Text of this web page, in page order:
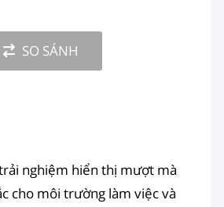
SO SÁNH
nghiệm hiển thị mượt mà
cho môi trường làm việc và